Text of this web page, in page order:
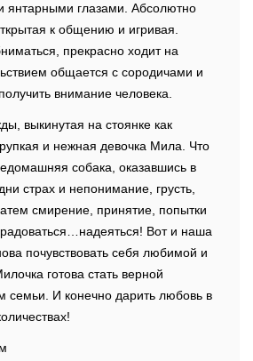
янтарными глазами. Абсолютно
к общению и игривая.
прекрасно ходит на
общается с сородичами и
внимание человека.
выкинутая на стоянке как
и нежная девочка Мила. Что
собака, оказавшись в
страх и непонимание, грусть,
смирение, принятие, попытки
Вот и наша
почувствовать себя любимой и
готова стать верной
семьи. И конечно дарить любовь в